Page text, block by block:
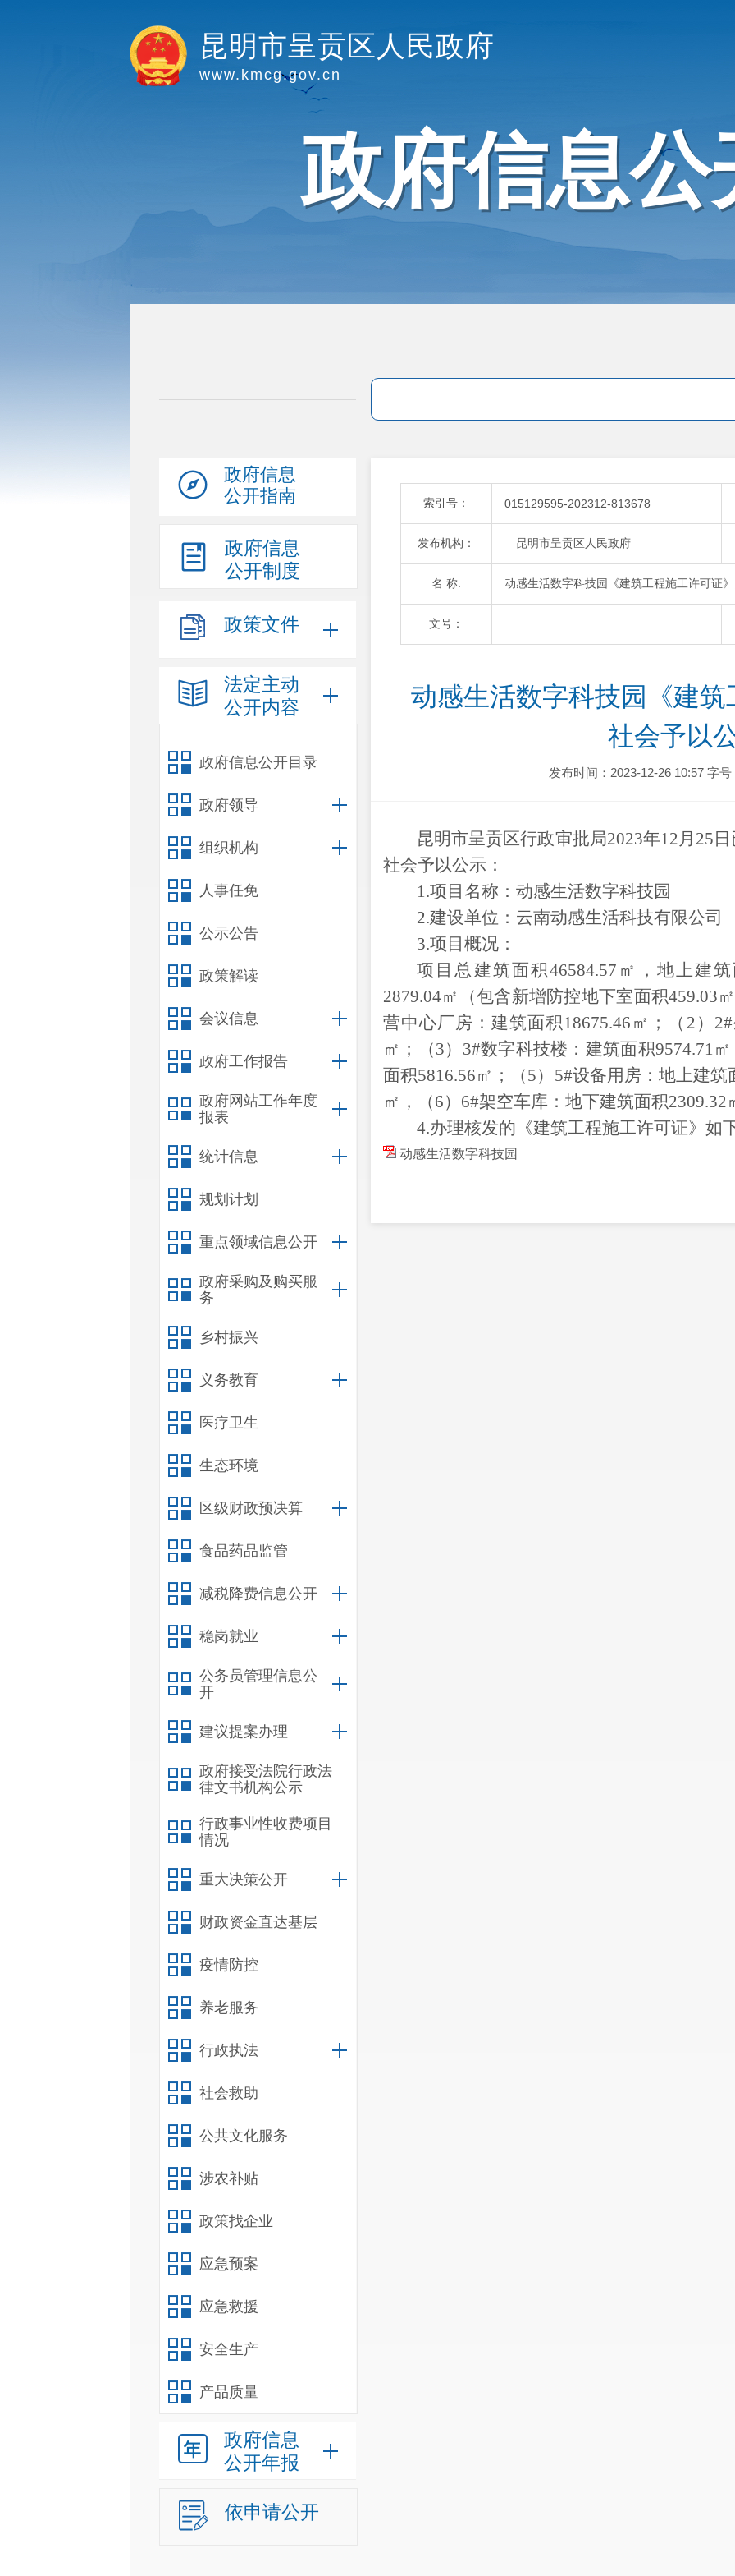
昆明市呈贡区人民政府
www.kmcg.gov.cn
政府信息公
政府信息
公开指南
政府信息
公开制度
政策文件
法定主动
公开内容
政府信息公开目录
政府领导
组织机构
人事任免
公示公告
政策解读
会议信息
政府工作报告
政府网站工作年度
报表
统计信息
规划计划
重点领域信息公开
政府采购及购买服
务
乡村振兴
义务教育
医疗卫生
生态环境
区级财政预决算
食品药品监管
减税降费信息公开
稳岗就业
公务员管理信息公
开
建议提案办理
政府接受法院行政法
律文书机构公示
行政事业性收费项目
情况
重大决策公开
财政资金直达基层
疫情防控
养老服务
行政执法
社会救助
公共文化服务
涉农补贴
政策找企业
应急预案
应急救援
安全生产
产品质量
政府信息
公开年报
依申请公开
索引号： 015129595-202312-813678
发布机构： 昆明市呈贡区人民政府
名 称: 动感生活数字科技园《建筑工程施工许可证
文号：
动感生活数字科技园《建
社会予以
发布时间：2023-12-26 10:57 字
昆明市呈贡区行政审批局2023年12月 25 日
社会予以公示：
1.项目名称： 动感生活数字科技园
2.建设单位： 云南动感生活科技有限公司
3.项目概况 ：
项目总建筑面积46584.57㎡，地上建
2879.04㎡（包含新增防控地下室面积459.03
营中心厂房：建筑面积18675.46㎡；（2）
㎡；（3）3#数字科技楼：建筑面积9574.71
面积5816.56㎡；（5）5#设备用房：地上建
㎡，（6）6#架空车库：地下建筑面积
4.办理核发的 《建筑工程施工许可证》 如
动感生活数字科技园